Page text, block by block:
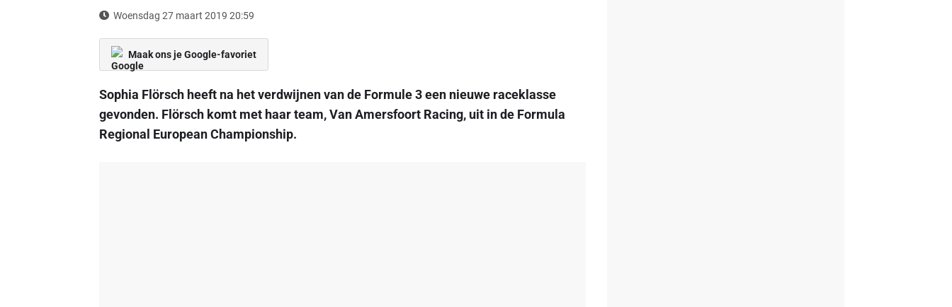
Woensdag 27 maart 2019 20:59
Maak ons je Google-favoriet
Sophia Flörsch heeft na het verdwijnen van de Formule 3 een nieuwe raceklasse
gevonden. Flörsch komt met haar team, Van Amersfoort Racing, uit in de Formula
Regional European Championship.